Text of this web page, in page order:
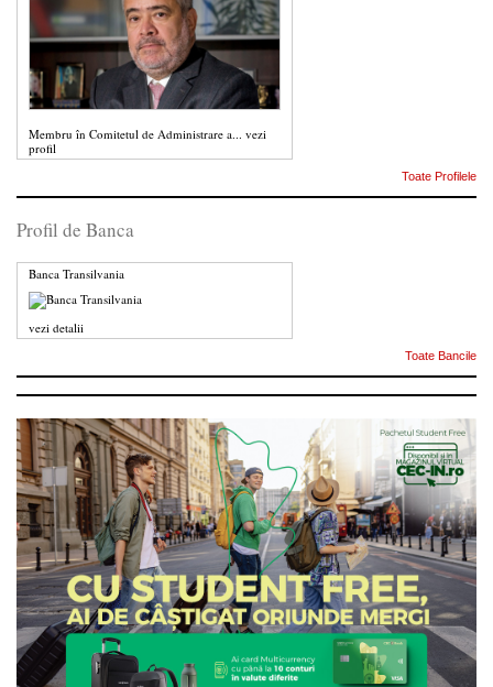
Membru în Comitetul de Administrare a... vezi
profil
Toate Profilele
Profil de Banca
Banca Transilvania
vezi detalii
Toate Bancile